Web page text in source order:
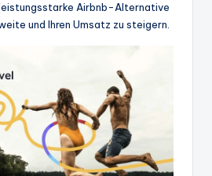
Airbnb-Alternative
und Ihren Umsatz zu steigern.